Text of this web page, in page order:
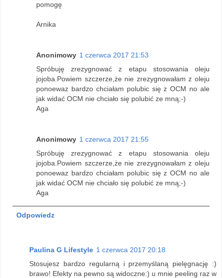
pomogę
Arnika
Anonimowy 1 czerwca 2017 21:53
Spróbuję zrezygnować z etapu stosowania oleju
jojoba.Powiem szczerze,że nie zrezygnowałam z oleju
ponoewaz bardzo chciałam polubic się z OCM no ale
jak widać OCM nie chciało się polubić ze mną;-)
Aga
Anonimowy 1 czerwca 2017 21:55
Spróbuję zrezygnować z etapu stosowania oleju
jojoba.Powiem szczerze,że nie zrezygnowałam z oleju
ponoewaz bardzo chciałam polubic się z OCM no ale
jak widać OCM nie chciało się polubić ze mną;-)
Aga
Odpowiedz
Paulina G Lifestyle 1 czerwca 2017 20:18
Stosujesz bardzo regularną i przemyślaną pielęgnację :)
brawo! Efekty na pewno są widoczne:) u mnie peeling raz w